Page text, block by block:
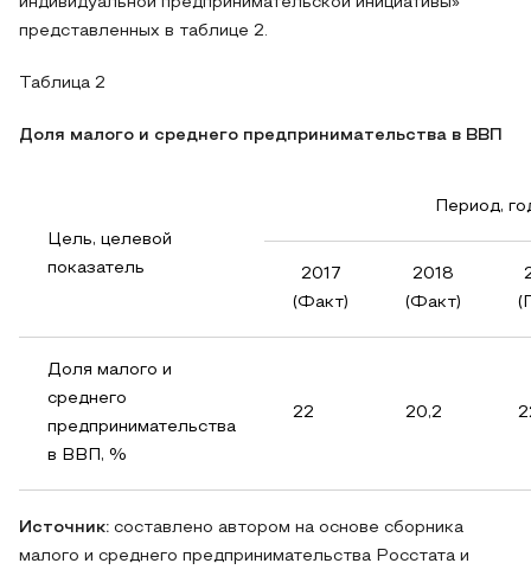
представленных в таблице 2.
Таблица 2
Доля малого и среднего предпринимательства в ВВП
Цель, целевой
показатель
Период,
2017
(Факт)
2018
(Факт)
Доля малого и
среднего
предпринимательства
в ВВП, %
22 20,2
Источник: составлено автором на основе сборника
малого и среднего предпринимательства Росстата и